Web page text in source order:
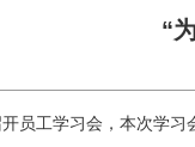
“
员工学习会，本次学